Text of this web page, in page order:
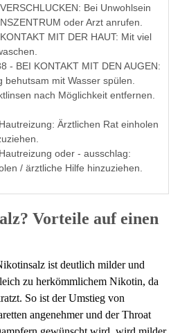
Bei Unwohlsein
oder Arzt anrufen.
MIT DER HAUT: Mit viel
- BEI KONTAKT MIT DEN AUGEN:
behutsam mit Wasser spülen.
nach Möglichkeit entfernen.
Ärztlichen Rat einholen
oder - ausschlag:
/ ärztliche Hilfe hinzuziehen.
Vorteile auf einen
ist deutlich milder und
zu herkömmlichem Nikotin, da
So ist der Umstieg von
angenehmer und der Throat